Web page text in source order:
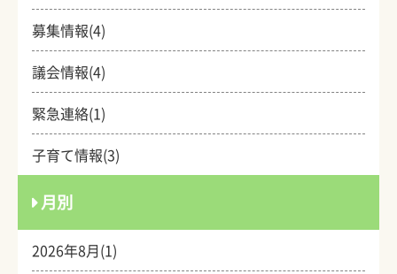
募集情報(4)
議会情報(4)
緊急連絡(1)
子育て情報(3)
月別
2026年8月(1)